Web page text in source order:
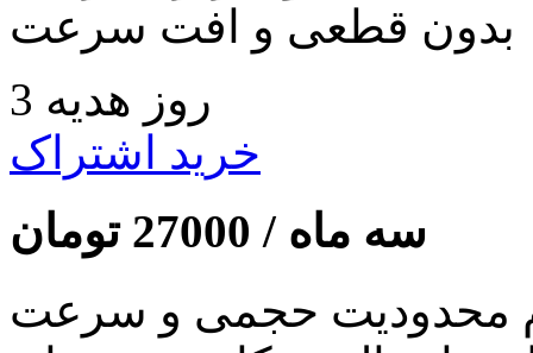
بدون قطعی و افت سرعت
3 روز هدیه
خرید اشتراک
سه ماه / 27000 تومان
محدودیت حجمی و سرعت